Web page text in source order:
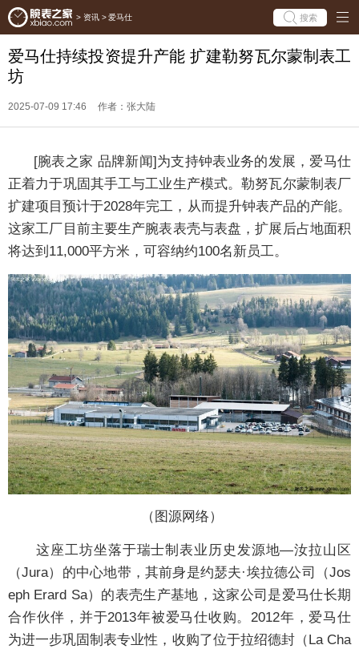
> 资讯 > 爱马仕 搜索
爱马仕持续投资提升产能 扩建勒努瓦尔蒙制表工
坊
2025-07-09 17:46 作者：张大陆
[腕表之家 品牌新闻]为支持钟表业务的发展，爱马仕
正着力于巩固其手工与工业生产模式。勒努瓦尔蒙制表厂
扩建项目预计于2028年完工，从而提升钟表产品的产能。
这家工厂目前主要生产腕表表壳与表盘，扩展后占地面积
将达到11,000平方米，可容纳约100名新员工。
（图源网络）
这座工坊坐落于瑞士制表业历史发源地—汝拉山区
（Jura）的中心地带，其前身是约瑟夫·埃拉德公司（Jos
eph Erard Sa）的表壳生产基地，这家公司是爱马仕长期
合作伙伴，并于2013年被爱马仕收购。2012年，爱马仕
为进一步巩固制表专业性，收购了位于拉绍德封（La Cha